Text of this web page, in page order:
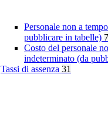
Personale non a
pubblicare in tabelle) 7
Costo del personale
indeterminato (da
Tassi di assenza 31